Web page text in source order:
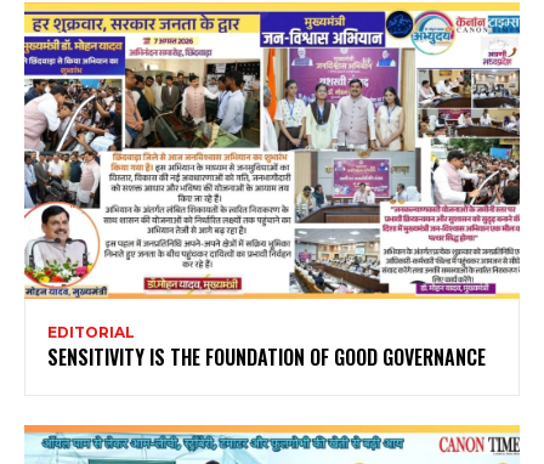
EDITORIAL
SENSITIVITY IS THE FOUNDATION OF GOOD GOVERNANCE